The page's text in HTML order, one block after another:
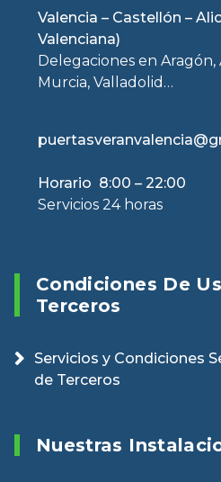
Valencia – Castellón –
Valenciana)
Delegaciones en
Murcia, Valladolid…
Horario 8:00 – 22:00
Servicios 24 horas
Condiciones De
Terceros
Servicios y Condiciones
de Terceros
Nuestras